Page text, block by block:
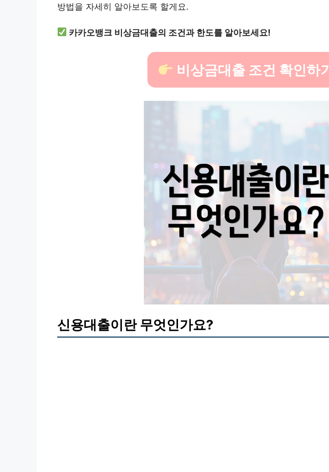
방법을 자세히 알아보도록 할게요.
카카오뱅크 비상금대출의 조건과 한도를 알아보세요!
비상금대출 조건 확인하기
신용대출이란 무엇인가요?